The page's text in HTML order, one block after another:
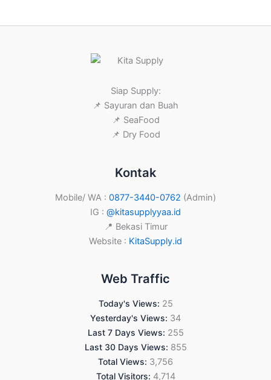
Siap Supply:
📌 Sayuran dan Buah
📌 SeaFood
📌 Dry Food
Kontak
Mobile/ WA : 0877-3440-0762 (Admin)
IG : @kitasupplyyaa.id
📍 Bekasi Timur
Website : KitaSupply.id
Web Traffic
Today's Views: 25
Yesterday's Views: 34
Last 7 Days Views: 255
Last 30 Days Views: 855
Total Views: 3,756
Total Visitors: 4,714